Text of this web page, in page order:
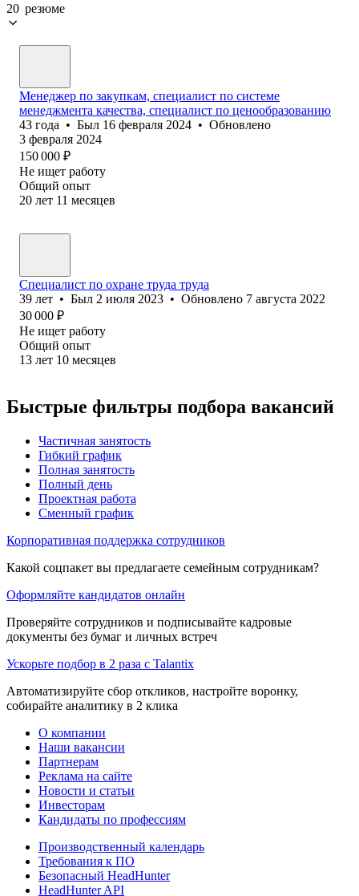
20 резюме
Менеджер по закупкам, специалист по системе
менеджмента качества, специалист по ценообразованию
43 года • Был 16 февраля 2024 • Обновлено
3 февраля 2024
150 000 ₽
Не ищет работу
Общий опыт
20 лет 11 месяцев
Специалист по охране труда труда
39 лет • Был 2 июля 2023 • Обновлено 7 августа 2022
30 000 ₽
Не ищет работу
Общий опыт
13 лет 10 месяцев
Быстрые фильтры подбора вакансий
Частичная занятость
Гибкий график
Полная занятость
Полный день
Проектная работа
Сменный график
Корпоративная поддержка сотрудников
Какой соцпакет вы предлагаете семейным сотрудникам?
Оформляйте кандидатов онлайн
Проверяйте сотрудников и подписывайте кадровые
документы без бумаг и личных встреч
Ускорьте подбор в 2 раза с Talantix
Автоматизируйте сбор откликов, настройте воронку,
собирайте аналитику в 2 клика
О компании
Наши вакансии
Партнерам
Реклама на сайте
Новости и статьи
Инвесторам
Кандидаты по профессиям
Производственный календарь
Требования к ПО
Безопасный HeadHunter
HeadHunter API